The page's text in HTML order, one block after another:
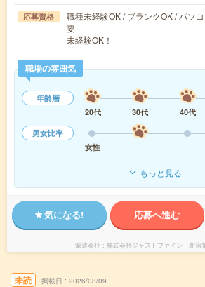
応募資格
職種未経験OK / ブランクOK / パソ
要
未経験OK！
職場の雰囲気
年齢層
20代
30代 40代
男女比率
女性
もっと見る
気になる! 応募へ進む
派遣会社 株式会社ジャストファイン 新宿
未読 掲載日 2026/08/09